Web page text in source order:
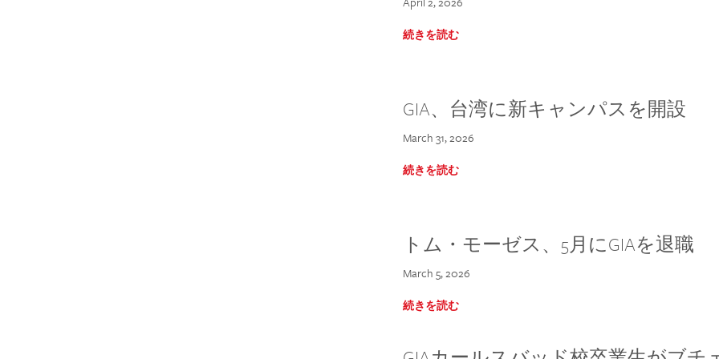
続きを読む
GIA、台湾に新キャンパスを開設
March 31, 2026
続きを読む
トム・モーゼス、5月にGIAを退職
March 5, 2026
続きを読む